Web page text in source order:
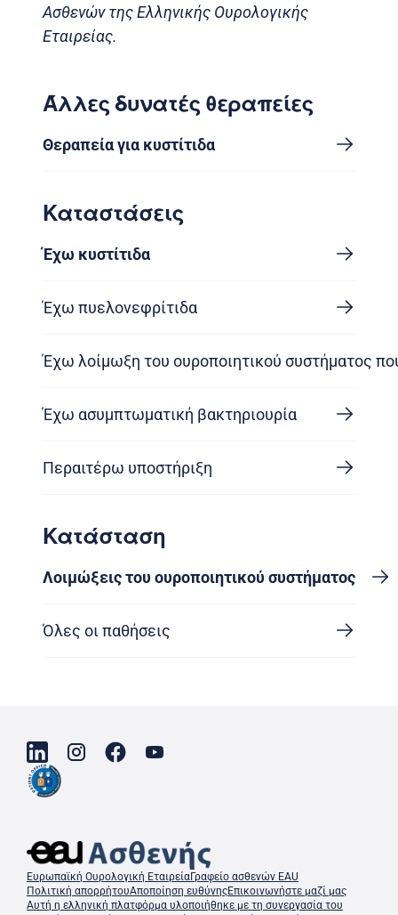
Ασθενών της Ελληνικής Ουρολογικής
Εταιρείας.
Άλλες δυνατές θεραπείες
Θεραπεία για κυστίτιδα
Καταστάσεις
Έχω κυστίτιδα
Έχω πυελονεφρίτιδα
Έχω λοίμωξη του ουροποιητικού συστήματος
Έχω ασυμπτωματική βακτηριουρία
Περαιτέρω υποστήριξη
Κατάσταση
Λοιμώξεις του ουροποιητικού συστήματος
Όλες οι παθήσεις
Ευρωπαϊκή Ουρολογική ΕταιρείαΓραφείο ασθενών EAU
Πολιτική απορρήτουΑποποίηση ευθύνηςΕπικοινωνήστε μαζί μας
Αυτή η ελληνική πλατφόρμα υλοποιήθηκε με τη συνεργασία του